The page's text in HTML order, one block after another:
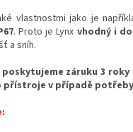
vlastnostmi jako je
. Proto je Lynx vhodný i
a sníh.
poskytujeme záruku 3
přístroje v případě